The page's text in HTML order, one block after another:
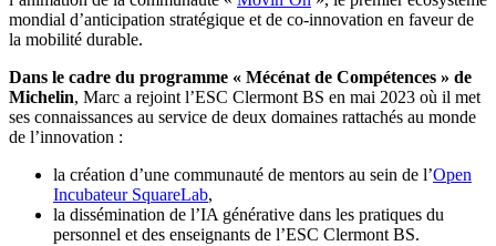
mondial d’anticipation stratégique et de co-innovation en faveur de
la mobilité durable.
Dans le cadre du programme « Mécénat de Compétences » de
Michelin, Marc a rejoint l’ESC Clermont BS en mai 2023 où il met
ses connaissances au service de deux domaines rattachés au monde
de l’innovation :
la création d’une communauté de mentors au sein de l’Open
Incubateur SquareLab,
la dissémination de l’IA générative dans les pratiques du
personnel et des enseignants de l’ESC Clermont BS.